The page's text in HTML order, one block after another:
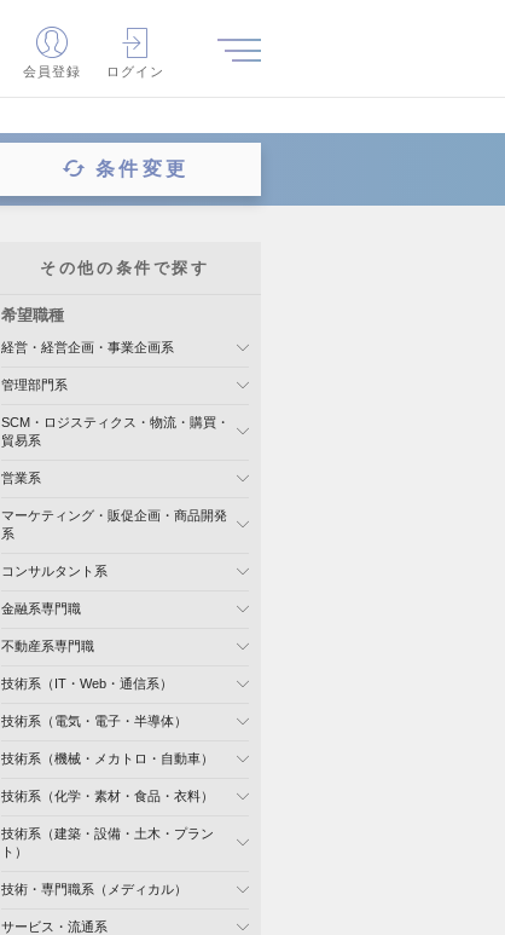
会員登録 ログイン
条件変更
その他の条件で探す
希望職種
経営・経営企画・事業企画系
管理部門系
SCM・ロジスティクス・物流・購買・
貿易系
営業系
マーケティング・販促企画・商品開発
系
コンサルタント系
金融系専門職
不動産系専門職
技術系（IT・Web・通信系）
技術系（電気・電子・半導体）
技術系（機械・メカトロ・自動車）
技術系（化学・素材・食品・衣料）
技術系（建築・設備・土木・プラン
ト）
技術・専門職系（メディカル）
サービス・流通系